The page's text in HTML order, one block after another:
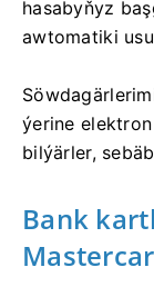
hasabyňyz
awtomatiki
ýerine
bilýärler,
Bank